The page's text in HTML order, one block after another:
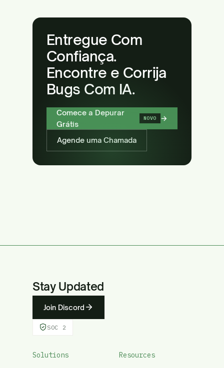
Entregue Com
Confiança.
Encontre e Corrija
Bugs Com IA.
Comece a Depurar
Grátis
NOVO →
Agende uma Chamada
Stay Updated
Join Discord
SOC 2
Solutions Resources